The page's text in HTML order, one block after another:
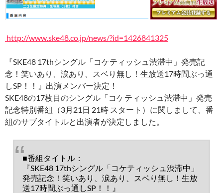
http://www.ske48.co.jp/news/?id=1426841325
『SKE48 17thシングル「コケティッシュ渋滞中」発売記
念！笑いあり、涙あり、スベり無し！生放送17時間ぶっ通
しSP！！』出演メンバー決定！
SKE48の17枚目のシングル「コケティッシュ渋滞中」発売
記念特別番組（3月21日 21時 スタート）に関しまして、番
組のサブタイトルと出演者が決定しました。
■番組タイトル：
『SKE48 17thシングル「コケティッシュ渋滞中」
発売記念！笑いあり、涙あり、スベり無し！生放
送17時間ぶっ通しSP！！』